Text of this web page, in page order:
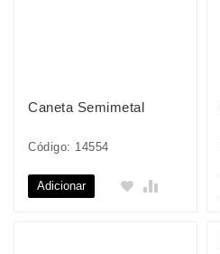
Caneta Semimetal
Código: 14554
Adicionar